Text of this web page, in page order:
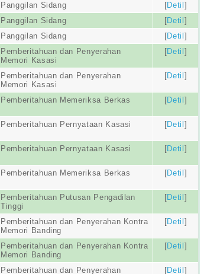
Panggilan Sidang [Detil ]
Panggilan Sidang [Detil ]
Panggilan Sidang [Detil ]
Pemberitahuan dan Penyerahan
Memori Kasasi
[Detil ]
Pemberitahuan dan Penyerahan
Memori Kasasi
[Detil ]
Pemberitahuan Memeriksa Berkas [Detil ]
Pemberitahuan Pernyataan Kasasi [Detil ]
Pemberitahuan Pernyataan Kasasi [Detil ]
Pemberitahuan Memeriksa Berkas [Detil ]
Pemberitahuan Putusan Pengadilan
Tinggi
[Detil ]
Pemberitahuan dan Penyerahan Kontra
Memori Banding
[Detil ]
Pemberitahuan dan Penyerahan Kontra
Memori Banding
[Detil ]
Pemberitahuan dan Penyerahan [Detil ]